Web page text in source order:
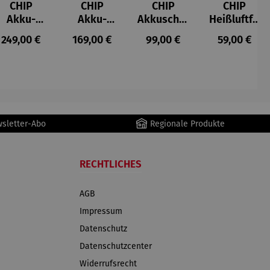
CHIP
Akku-
Staubsau
ger
Regulärer Preis:
249,00 €
CHIP
Akku-
Staubsau
ger DS02
Regulärer Preis:
169,00 €
CHIP
Akkuschra
uber
Regulärer Preis:
99,00 €
CHIP
Heißluftfri
tteuse
Regulärer
59,00 €
Abo Regionale Produkte
RECHTLICHES
AGB
Impressum
Datenschutz
Datenschutzcenter
Widerrufsrecht